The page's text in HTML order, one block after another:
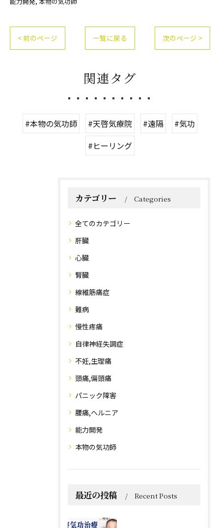
< 前のページ 一覧に戻る 次のページ >
関連タグ
#本物の気功師 #天啓気療院 #遠隔
#気功
#ヒーリング
カテゴリー Categories
全てのカテゴリー
肝臓
心臓
腎臓
線維筋痛症
難病
慢性疼痛
自律神経失調症
不妊,生理痛
頭痛,偏頭痛
パニック障害
腰痛,ヘルニア
能力開発
本物の気功師
最近の投稿 Recent Posts